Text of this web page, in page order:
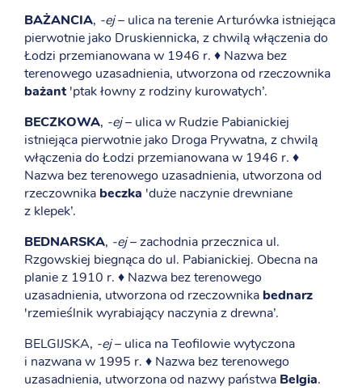
BAŻANCIA, -ej– ulica na terenie Arturówka istniejąca
pierwotnie jako Druskiennicka, z chwilą włączenia do
Łodzi przemianowana w 1946 r. ♦ Nazwa bez
terenowego uzasadnienia, utworzona od rzeczownika
bażant 'ptak łowny z rodziny kurowatych’.
BECZKOWA, -ej– ulica w Rudzie Pabianickiej
istniejąca pierwotnie jako Droga Prywatna, z chwilą
włączenia do Łodzi przemianowana w 1946 r. ♦
Nazwa bez terenowego uzasadnienia, utworzona od
rzeczownika beczka 'duże naczynie drewniane
z klepek’.
BEDNARSKA, -ej– zachodnia przecznica ul.
Rzgowskiej biegnąca do ul. Pabianickiej. Obecna na
planie z 1910 r. ♦ Nazwa bez terenowego
uzasadnienia, utworzona od rzeczownika bednarz
'rzemieślnik wyrabiający naczynia z drewna’.
BELGIJSKA, -ej– ulica na Teofilowie wytyczona
i nazwana w 1995 r. ♦ Nazwa bez terenowego
uzasadnienia, utworzona od nazwy państwa Belgia.